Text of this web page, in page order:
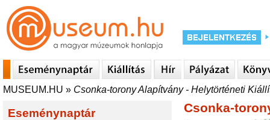
MUSEUM.HU » Csonka-torony Alapítvány - Helytörténeti
Eseménynaptár Csonka-